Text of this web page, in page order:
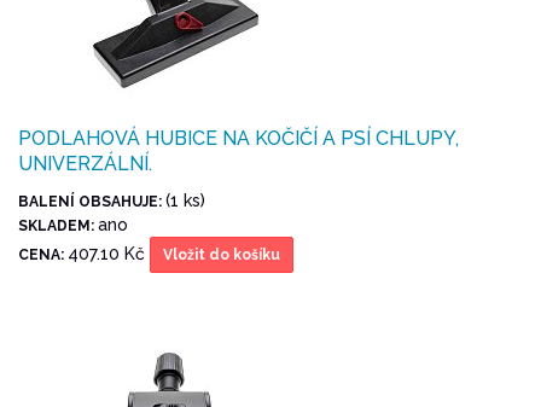
PODLAHOVÁ HUBICE NA KOČIČÍ A PSÍ CHLUPY,
UNIVERZÁLNÍ.
BALENÍ OBSAHUJE: (1 ks)
SKLADEM: ano
CENA: 407.10 Kč Vložit do košíku